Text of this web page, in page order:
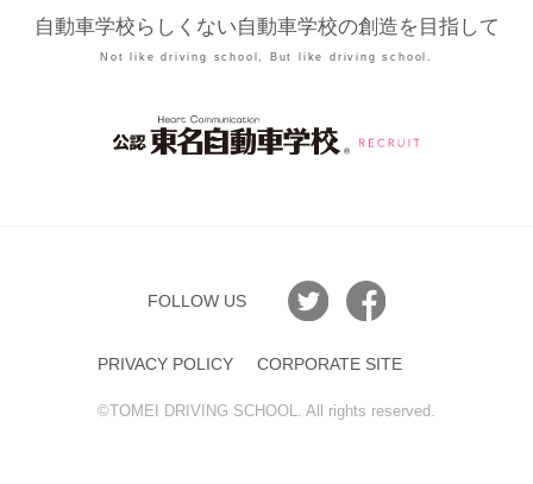
自動車学校らしくない自動車学校の創造を目指して
Not like driving school, But like driving school.
FOLLOW US
PRIVACY POLICY CORPORATE SITE
©︎TOMEI DRIVING SCHOOL. All rights reserved.